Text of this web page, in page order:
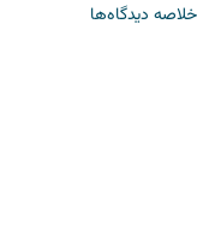
خلاصه دیدگاه‌ها